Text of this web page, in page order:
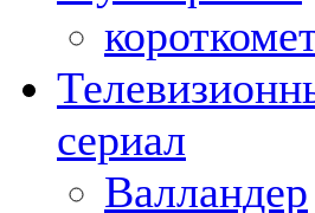
сериал
Валландер